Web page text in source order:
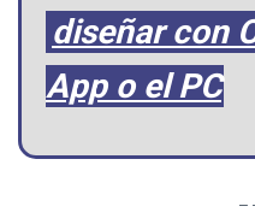
diseñar con
App o el PC